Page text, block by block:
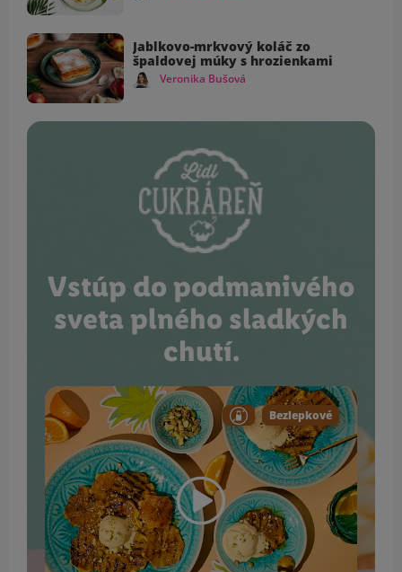
Jablkovo-mrkvový koláč zo
špaldovej múky s hrozienkami
Veronika Bušová
Vstúp do podmanivého
sveta plného sladkých
chutí.
Bezlepkové